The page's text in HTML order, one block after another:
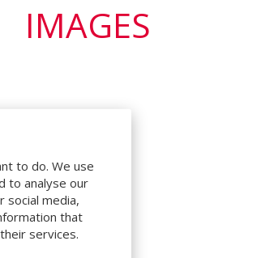
to do. We use
to analyse our
social media,
that
services.
IMAGES